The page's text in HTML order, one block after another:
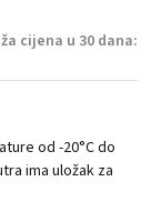
cijena u 30 dana:
od -20°C do
ima uložak za